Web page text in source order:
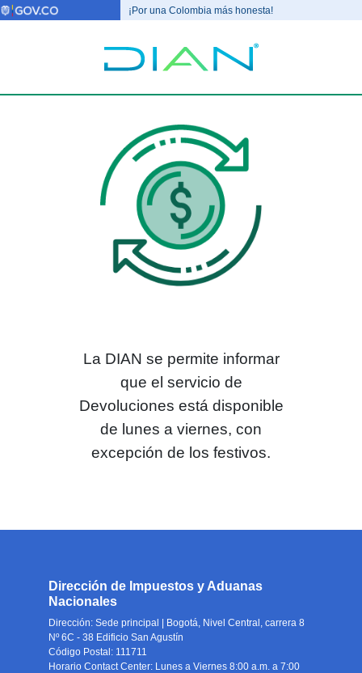
¡Por una Colombia más honesta!
La DIAN se permite informar
que el servicio de
Devoluciones está disponible
de lunes a viernes, con
excepción de los festivos.
Dirección de Impuestos y Aduanas
Nacionales
Dirección: Sede principal | Bogotá, Nivel Central, carrera 8
Nº 6C - 38 Edificio San Agustín
Código Postal: 111711
Horario Contact Center: Lunes a Viernes 8:00 a.m. a 7:00